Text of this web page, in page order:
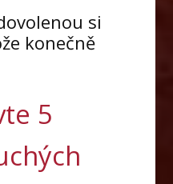
si
konečně
5